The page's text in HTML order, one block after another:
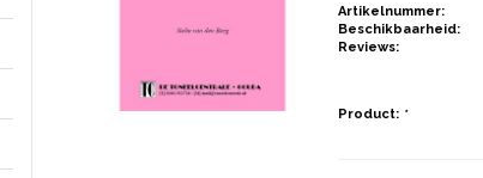
Artikelnummer:
Beschikbaarheid:
Reviews:
Product: *